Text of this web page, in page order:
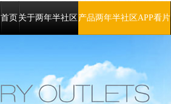
首页关于两年半社区 产品两年半社区APP看片